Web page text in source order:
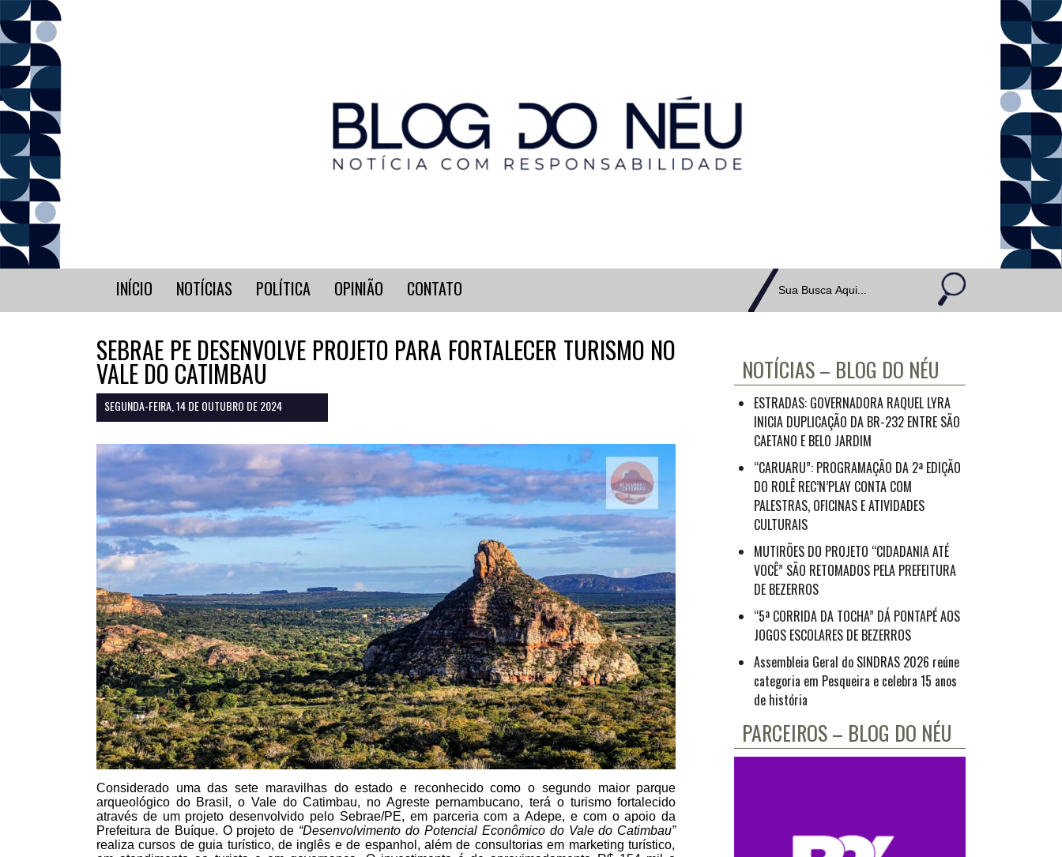
INÍCIO NOTÍCIAS POLÍTICA OPINIÃO CONTATO
SEBRAE PE DESENVOLVE PROJETO PARA FORTALECER TURISMO NO
VALE DO CATIMBAU
SEGUNDA-FEIRA, 14 DE OUTUBRO DE 2024
Considerado uma das sete maravilhas do estado e reconhecido como o segundo maior parque
arqueológico do Brasil, o Vale do Catimbau, no Agreste pernambucano, terá o turismo fortalecido
através de um projeto desenvolvido pelo Sebrae/PE, em parceria com a Adepe, e com o apoio da
Prefeitura de Buíque. O projeto de “Desenvolvimento do Potencial Econômico do Vale do Catimbau”
realiza cursos de guia turístico, de inglês e de espanhol, além de consultorias em marketing turístico,
NOTÍCIAS – BLOG DO NÉU
ESTRADAS: GOVERNADORA RAQUEL LYRA
INICIA DUPLICAÇÃO DA BR-232 ENTRE SÃO
CAETANO E BELO JARDIM
“CARUARU”: PROGRAMAÇÃO DA 2ª EDIÇÃO
DO ROLÊ REC’N’PLAY CONTA COM
PALESTRAS, OFICINAS E ATIVIDADES
CULTURAIS
MUTIRÕES DO PROJETO “CIDADANIA ATÉ
VOCÊ” SÃO RETOMADOS PELA PREFEITURA
DE BEZERROS
“5ª CORRIDA DA TOCHA” DÁ PONTAPÉ AOS
JOGOS ESCOLARES DE BEZERROS
Assembleia Geral do SINDRAS 2026 reúne
categoria em Pesqueira e celebra 15 anos
de história
PARCEIROS – BLOG DO NÉU